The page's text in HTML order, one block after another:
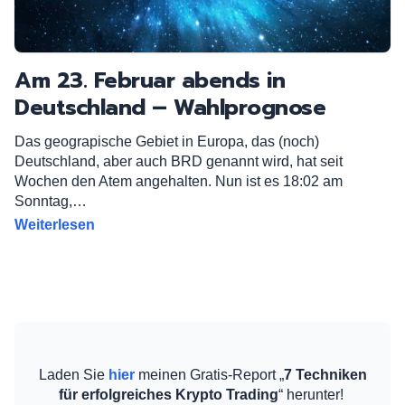
Am 23. Februar abends in
Deutschland – Wahlprognose
Das geograpische Gebiet in Europa, das (noch)
Deutschland, aber auch BRD genannt wird, hat seit
Wochen den Atem angehalten. Nun ist es 18:02 am
Sonntag,…
Weiterlesen
Laden Sie hiermeinen Gratis-Report „7 Techniken
für erfolgreiches Krypto Trading“ herunter!